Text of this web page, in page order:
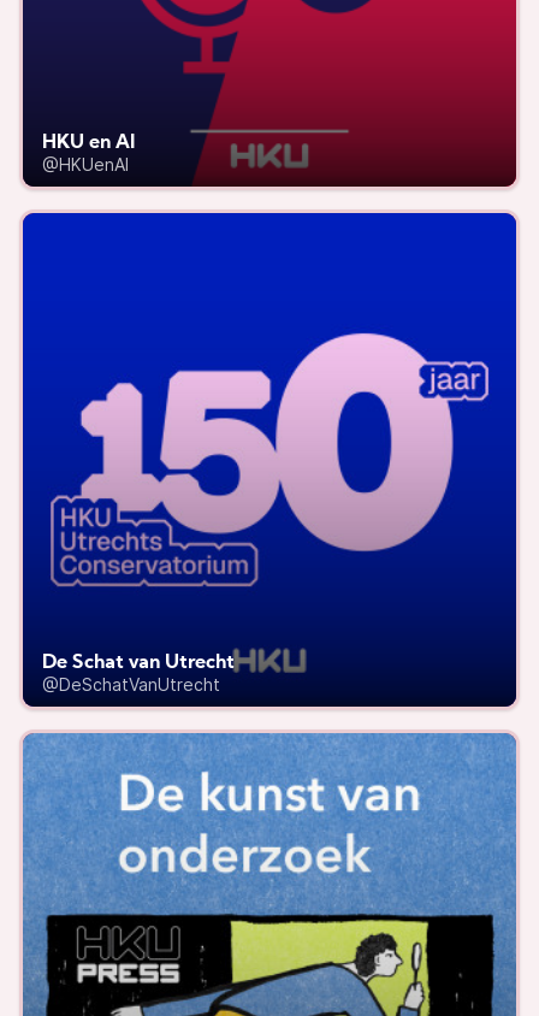
HKU en AI
@HKUenAI
De Schat van Utrecht
@DeSchatVanUtrecht